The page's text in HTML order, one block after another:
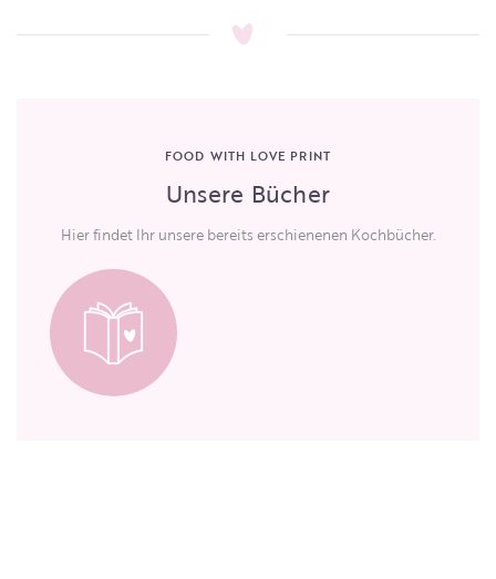
FOOD WITH LOVE PRINT
Unsere Bücher
Hier findet Ihr unsere bereits erschienenen Kochbücher.